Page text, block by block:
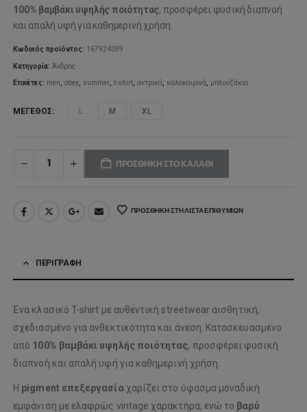
100% βαμβάκι υψηλής ποιότητας, προσφέρει φυσική διαπνοή
και απαλή υφή για καθημερινή χρήση.
Κωδικός προϊόντος: 167924099
Κατηγορία:Άνδρας
Ετικέτες: men,obey, summer,t-shirt,αντρικά, καλοκαιρινά, μπλουζάκια
ΜΈΓΕΘΟΣ L M XL
ΠΡΟΣΘΉΚΗ ΣΤΟ ΚΑΛΆΘΙ
ΠΡΟΣΘΉΚΗ ΣΤΗ ΛΊΣΤΑ ΕΠΙΘΥΜΙΏΝ
ΠΕΡΙΓΡΑΦΉ
Ένα κλασικό T-shirt με αυθεντική streetwear αισθητική,
σχεδιασμένο για ανθεκτικότητα και άνεση. Κατασκευασμένο
από 100% βαμβάκι υψηλής ποιότητας, προσφέρει φυσική
διαπνοή και απαλή υφή για καθημερινή χρήση.
Η pigment επεξεργασίαχαρίζει στο ύφασμα μοναδική
εμφάνιση με ελαφρώς vintage χαρακτήρα, ενώ το βαρύ